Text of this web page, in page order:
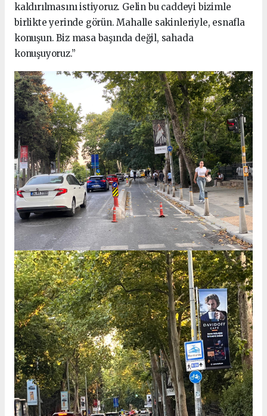
kaldırılmasını istiyoruz. Gelin bu caddeyi bizimle
birlikte yerinde görün. Mahalle sakinleriyle, esnafla
konuşun. Biz masa başında değil, sahada
konuşuyoruz.”